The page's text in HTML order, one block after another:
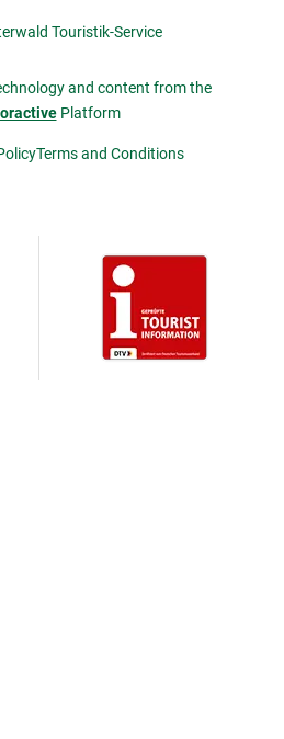
Touristik-Service
and content from the
Platform
Terms and Conditions